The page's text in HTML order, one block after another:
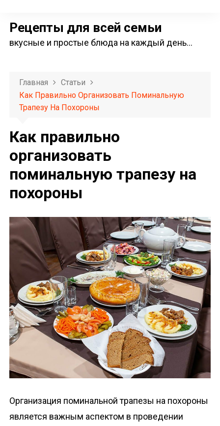
Рецепты для всей семьи
вкусные и простые блюда на каждый день…
Главная
Статьи
Как Правильно Организовать Поминальную
Трапезу На Похороны
Как правильно
организовать
поминальную трапезу на
похороны
Организация поминальной трапезы на похороны
является важным аспектом в проведении